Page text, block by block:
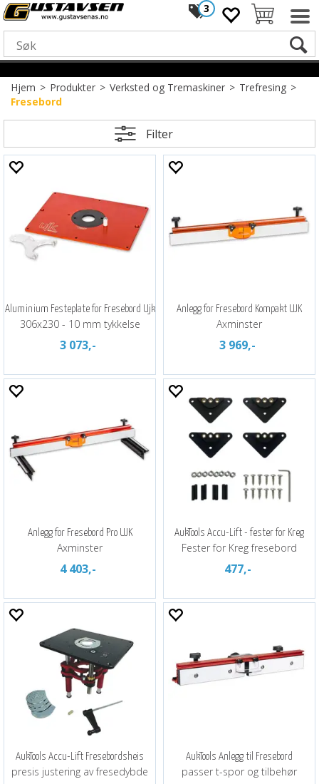
3
Hjem>Produkter>Verksted og Tremaskiner>Trefresing>
Fresebord
Filter
Aluminium Festeplate for Fresebord Ujk
306x230 - 10 mm tykkelse
3 073,-
Anlegg for Fresebord Kompakt UJK
Axminster
3 969,-
Anlegg for Fresebord Pro UJK
Axminster
4 403,-
AukTools Accu-Lift - fester for Kreg
Fester for Kreg fresebord
477,-
AukTools Accu-Lift Fresebordsheis
presis justering av fresedybde
AukTools Anlegg til Fresebord
passer t-spor og tilbehør